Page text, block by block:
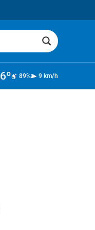
6º 89% 9 km/h